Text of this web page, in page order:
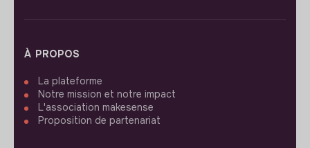
À PROPOS
La plateforme
Notre mission et notre impact
L'association makesense
Proposition de partenariat